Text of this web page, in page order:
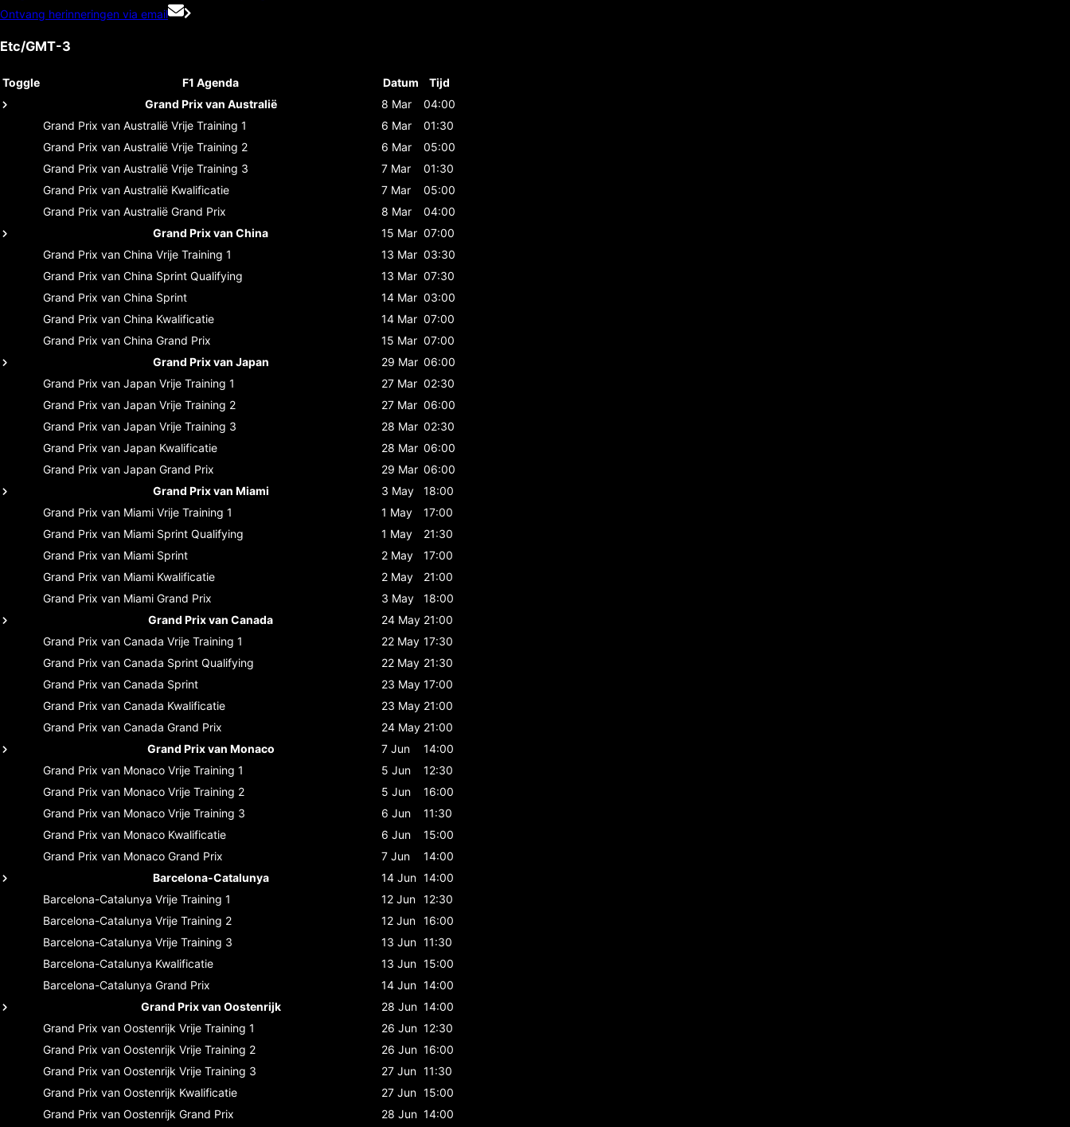
Ontvang herinneringen via email
Etc/GMT-3
Toggle F1 Agenda Datum
Tijd
Grand Prix van Australië
8 Mar
04:00
Grand Prix van Australië Vrije Training 1 6 Mar
01:30
Grand Prix van Australië Vrije Training 2 6 Mar
05:00
Grand Prix van Australië Vrije Training 3 7 Mar
01:30
Grand Prix van Australië Kwalificatie 7 Mar
05:00
Grand Prix van Australië Grand Prix 8 Mar
04:00
Grand Prix van China
15 Mar 07:00
Grand Prix van China Vrije Training 1 13 Mar 03:30
Grand Prix van China Sprint Qualifying 13 Mar 07:30
Grand Prix van China Sprint 14 Mar 03:00
Grand Prix van China Kwalificatie 14 Mar 07:00
Grand Prix van China Grand Prix 15 Mar 07:00
Grand Prix van Japan
29 Mar 06:00
Grand Prix van Japan Vrije Training 1 27 Mar 02:30
Grand Prix van Japan Vrije Training 2 27 Mar 06:00
Grand Prix van Japan Vrije Training 3 28 Mar 02:30
Grand Prix van Japan Kwalificatie 28 Mar 06:00
Grand Prix van Japan Grand Prix 29 Mar 06:00
Grand Prix van Miami
3 May
18:00
Grand Prix van Miami Vrije Training 1 1 May
17:00
Grand Prix van Miami Sprint Qualifying 1 May
21:30
Grand Prix van Miami Sprint 2 May
17:00
Grand Prix van Miami Kwalificatie 2 May
21:00
Grand Prix van Miami Grand Prix 3 May
18:00
Grand Prix van Canada
24 May 21:00
Grand Prix van Canada Vrije Training 1 22 May 17:30
Grand Prix van Canada Sprint Qualifying 22 May 21:30
Grand Prix van Canada Sprint 23 May 17:00
Grand Prix van Canada Kwalificatie 23 May 21:00
Grand Prix van Canada Grand Prix 24 May 21:00
Grand Prix van Monaco
7 Jun
14:00
Grand Prix van Monaco Vrije Training 1 5 Jun
12:30
Grand Prix van Monaco Vrije Training 2 5 Jun
16:00
Grand Prix van Monaco Vrije Training 3 6 Jun
11:30
Grand Prix van Monaco Kwalificatie 6 Jun
15:00
Grand Prix van Monaco Grand Prix 7 Jun
14:00
Barcelona-Catalunya
14 Jun 14:00
Barcelona-Catalunya Vrije Training 1 12 Jun 12:30
Barcelona-Catalunya Vrije Training 2 12 Jun 16:00
Barcelona-Catalunya Vrije Training 3 13 Jun 11:30
Barcelona-Catalunya Kwalificatie 13 Jun 15:00
Barcelona-Catalunya Grand Prix 14 Jun 14:00
Grand Prix van Oostenrijk
28 Jun 14:00
Grand Prix van Oostenrijk Vrije Training 1 26 Jun 12:30
Grand Prix van Oostenrijk Vrije Training 2 26 Jun 16:00
Grand Prix van Oostenrijk Vrije Training 3 27 Jun 11:30
Grand Prix van Oostenrijk Kwalificatie 27 Jun 15:00
Grand Prix van Oostenrijk Grand Prix 28 Jun 14:00